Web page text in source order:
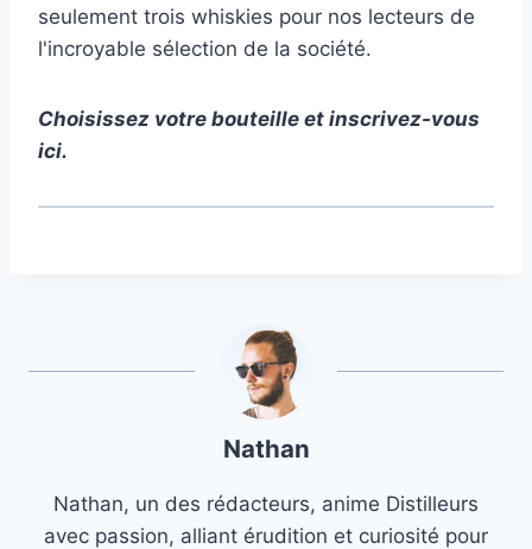
seulement trois whiskies pour nos lecteurs de
l'incroyable sélection de la société.
Choisissez votre bouteille et inscrivez-vous
ici.
Nathan
Nathan, un des rédacteurs, anime Distilleurs
avec passion, alliant érudition et curiosité pour